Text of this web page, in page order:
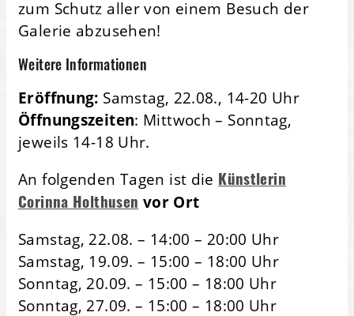
zum Schutz aller von einem Besuch der
Galerie abzusehen!
Weitere Informationen
Eröffnung: Samstag, 22.08., 14-20 Uhr
Öffnungszeiten: Mittwoch – Sonntag,
jeweils 14-18 Uhr.
An folgenden Tagen ist die Künstlerin
Corinna Holthusen vor Ort
Samstag, 22.08. – 14:00 – 20:00 Uhr
Samstag, 19.09. – 15:00 – 18:00 Uhr
Sonntag, 20.09. – 15:00 – 18:00 Uhr
Sonntag, 27.09. – 15:00 – 18:00 Uhr